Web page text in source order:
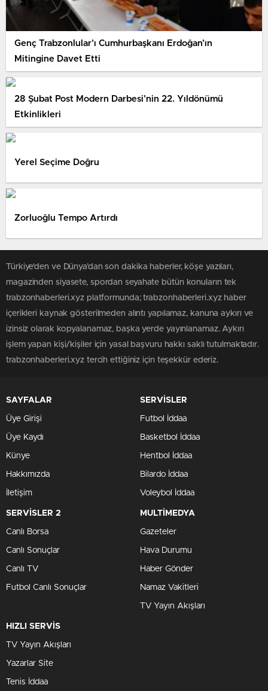
Genç Trabzonlular’ı Cumhurbaşkanı Erdoğan’ın
Mitingine Davet Etti
28 Şubat Post Modern Darbesi’nin 22. Yıldönümü
Etkinlikleri
Yerel Seçime Doğru
Zorluoğlu Tempo Artırdı
Türkiye'den ve Dünya’dan son dakika haberler, köşe yazıları,
magazinden siyasete, spordan seyahate bütün konuların tek
trabzonhaberleri.xyz platformunda; trabzonhaberleri.xyz haber
içerikleri kaynak gösterilmeden alıntı yapılamaz, kanuna aykırı ve
izinsiz olarak kopyalanamaz, başka yerde yayınlanamaz. Aykırı
işlem yapan kişi/kişiler için yasal başvuru hakkı saklı tutulmaktadır.
trabzonhaberleri.xyz tercih ettiğiniz için teşekkür ederiz.
SAYFALAR
Üye Girişi
Üye Kaydı
Künye
Hakkımızda
İletişim
SERVİSLER
Futbol İddaa
Basketbol İddaa
Hentbol İddaa
Bilardo İddaa
Voleybol İddaa
SERVİSLER 2
Canlı Borsa
Canlı Sonuçlar
Canlı TV
Futbol Canlı Sonuçlar
MULTİMEDYA
Gazeteler
Hava Durumu
Haber Gönder
Namaz Vakitleri
TV Yayın Akışları
HIZLI SERVİS
TV Yayın Akışları
Yazarlar Site
Tenis İddaa